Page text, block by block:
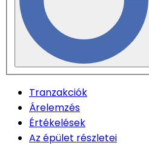
Tranzakciók
Árelemzés
Értékelések
Az épület részletei